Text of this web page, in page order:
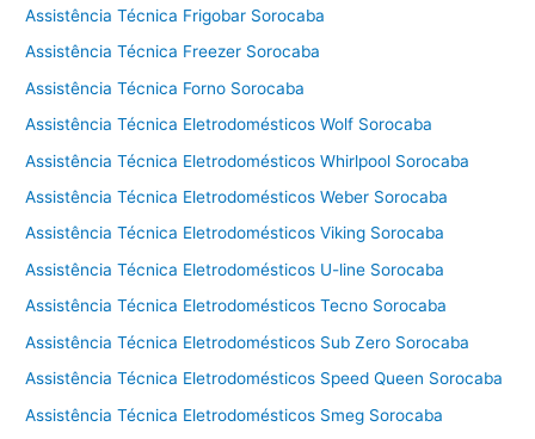
f
o
n
o
Assistência Técnica Frigobar Sorocaba
Assistência Técnica Freezer Sorocaba
Assistência Técnica Forno Sorocaba
Assistência Técnica Eletrodomésticos Wolf Sorocaba
Assistência Técnica Eletrodomésticos Whirlpool Sorocaba
Assistência Técnica Eletrodomésticos Weber Sorocaba
Assistência Técnica Eletrodomésticos Viking Sorocaba
Assistência Técnica Eletrodomésticos U-line Sorocaba
Assistência Técnica Eletrodomésticos Tecno Sorocaba
Assistência Técnica Eletrodomésticos Sub Zero Sorocaba
Assistência Técnica Eletrodomésticos Speed Queen Sorocaba
Assistência Técnica Eletrodomésticos Smeg Sorocaba